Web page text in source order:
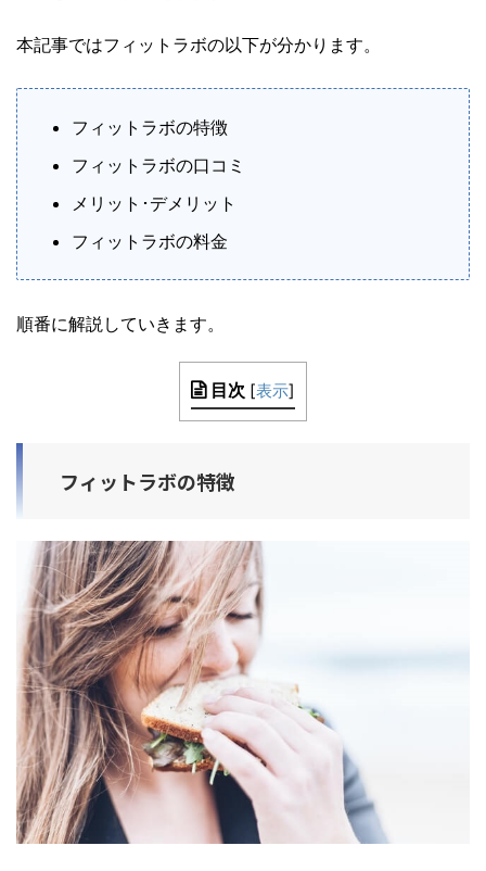
本記事ではフィットラボの以下が分かります。
フィットラボの特徴
フィットラボの口コミ
メリット･デメリット
フィットラボの料金
順番に解説していきます。
目次 [表示]
フィットラボの特徴